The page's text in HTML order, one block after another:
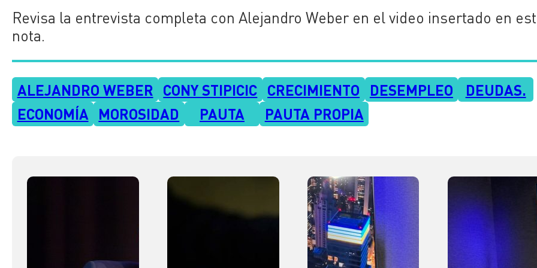
Revisa la entrevista completa con Alejandro Weber en el video insertado en
nota.
ALEJANDRO WEBER CONY STIPICIC CRECIMIENTO DESEMPLEO
DEUDAS.
ECONOMÍA
MOROSIDAD PAUTA PAUTA PROPIA